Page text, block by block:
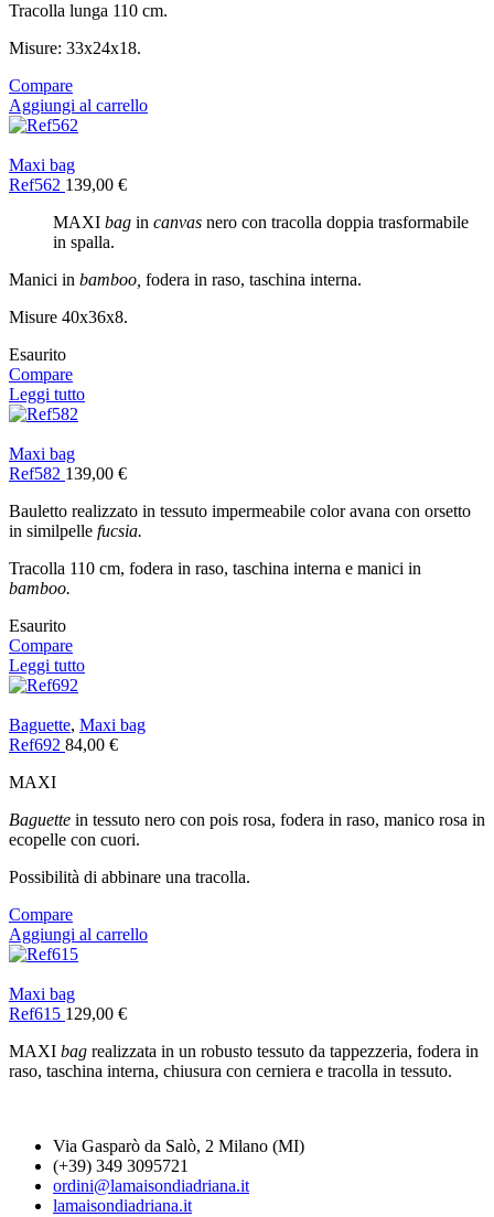
Tracolla lunga 110 cm.
Misure: 33x24x18.
Compare
Aggiungi al carrello
Maxi bag
Ref562 139,00 €
MAXI bag in canvas nero con tracolla doppia trasformabile
in spalla.
Manici in bamboo, fodera in raso, taschina interna.
Misure 40x36x8.
Esaurito
Compare
Leggi tutto
Maxi bag
Ref582 139,00 €
Bauletto realizzato in tessuto impermeabile color avana con orsetto
in similpelle fucsia.
Tracolla 110 cm, fodera in raso, taschina interna e manici in
bamboo.
Esaurito
Compare
Leggi tutto
Baguette, Maxi bag
Ref692 84,00 €
MAXI
Baguette in tessuto nero con pois rosa, fodera in raso, manico rosa in
ecopelle con cuori.
Possibilità di abbinare una tracolla.
Compare
Aggiungi al carrello
Maxi bag
Ref615 129,00 €
MAXI bag realizzata in un robusto tessuto da tappezzeria, fodera in
raso, taschina interna, chiusura con cerniera e tracolla in tessuto.
Via Gasparò da Salò, 2 Milano (MI)
(+39) 349 3095721
ordini@lamaisondiadriana.it
lamaisondiadriana.it